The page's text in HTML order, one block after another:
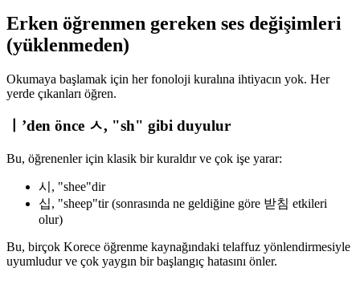
Erken öğrenmen gereken ses değişimleri
(yüklenmeden)
Okumaya başlamak için her fonoloji kuralına ihtiyacın yok. Her
yerde çıkanları öğren.
ㅣ’den önce ㅅ, "sh" gibi duyulur
Bu, öğrenenler için klasik bir kuraldır ve çok işe yarar:
시, "shee"dir
십, "sheep"tir (sonrasında ne geldiğine göre 받침 etkileri
olur)
Bu, birçok Korece öğrenme kaynağındaki telaffuz yönlendirmesiyle
uyumludur ve çok yaygın bir başlangıç hatasını önler.